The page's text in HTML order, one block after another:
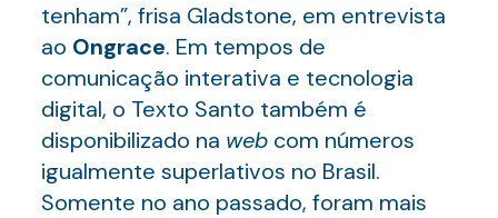
tenham”, frisa Gladstone, em entrevista
ao Ongrace. Em tempos de
comunicação interativa e tecnologia
digital, o Texto Santo também é
disponibilizado na webcom números
igualmente superlativos no Brasil.
Somente no ano passado, foram mais